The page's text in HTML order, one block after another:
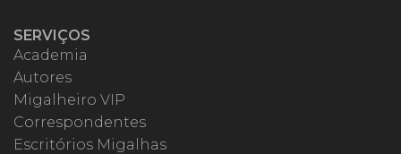
SERVIÇOS
Academia
Autores
Migalheiro VIP
Correspondentes
Escritórios Migalhas